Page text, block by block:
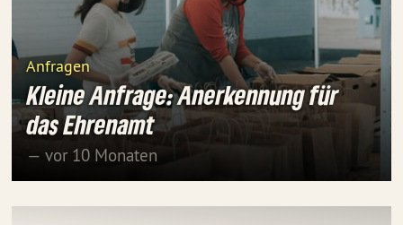
Anfragen
Kleine Anfrage: Anerkennung für
das Ehrenamt
— vor 10 Monaten